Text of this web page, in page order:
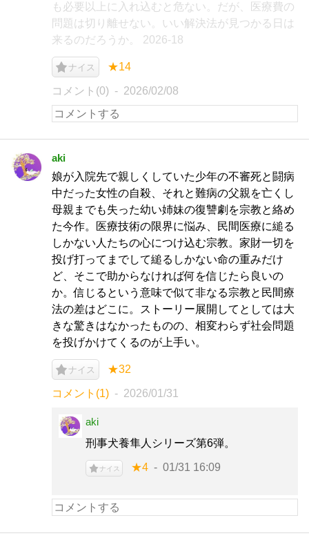
も必要以上に入れ込むと危ない。だが、医療費の
問題は切り離せない。いい解決法が見つかる日は
来るのだろうか。 2026-18
ナイス ★14
コメント(0) 2026/02/08
aki
娘が入院先で親しくしていた少年の不審死と闘病
中だった女性の自殺、それと難病の父親を亡くし
母親までも失った幼い姉妹の復讐劇を宗教と絡め
た今作。医療技術の限界に悩み、民間医療に縋る
しかない人たちの心につけ込む宗教。家財一切を
投げ打ってまでして縋るしかない命の重みだけ
ど、そこで助からなければ何を信じたら良いの
か。信じるという意味で似て非なる宗教と民間療
法の差はどこに。ストーリー展開してとしては大
きな驚きはなかったものの、相変わらず社会問題
を投げかけてくるのが上手い。
ナイス ★32
コメント(1) 2026/01/31
aki
刑事犬養隼人シリーズ第6弾。
ナイス ★4 01/31 16:09